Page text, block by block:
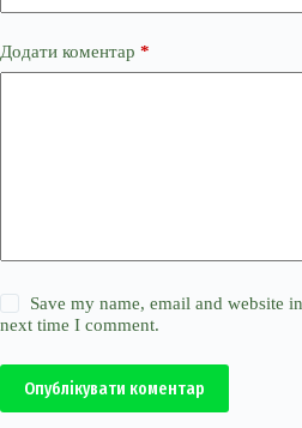
Додати коментар *
Save my name, email and website
next time I comment.
Опублікувати коментар